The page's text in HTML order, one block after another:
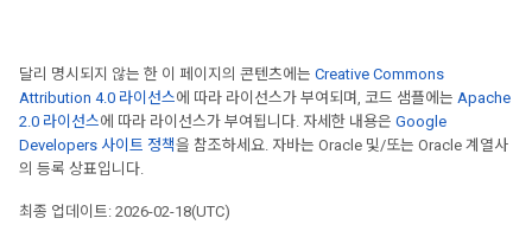
달리 명시되지 않는 한 이 페이지의 콘텐츠에는 Creative Commons
Attribution 4.0 라이선스에 따라 라이선스가 부여되며, 코드 샘플에는 Apache
2.0 라이선스에 따라 라이선스가 부여됩니다. 자세한 내용은 Google
Developers 사이트 정책을 참조하세요. 자바는 Oracle 및/또는 Oracle 계열사
의 등록 상표입니다.
최종 업데이트: 2026-02-18(UTC)